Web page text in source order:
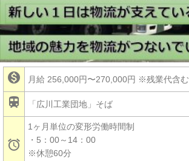
 月給 256,000円〜270,000円 ※残業代含む
 「広川工業団地」そば

1ヶ月単位の変形労働時間制
・5：00～14：00
※休憩60分